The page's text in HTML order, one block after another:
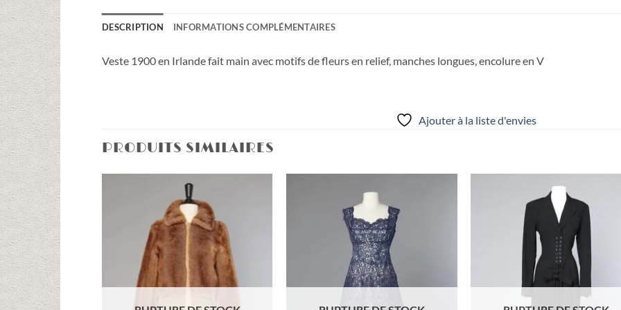
DESCRIPTION INFORMATIONS COMPLÉMENTAIRES
Veste 1900 en Irlande fait main avec motifs de fleurs en relief, manches longues, encolure en V
Ajouter à la liste d'envies
PRODUITS SIMILAIRES